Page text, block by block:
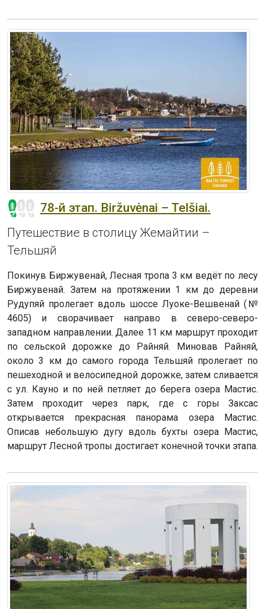
78-й этап. Biržuvėnai – Telšiai.
Путешествие в столицу Жемайтии –
Тельшяй
Покинув Биржувенай, Лесная тропа 3 км ведёт по лесу
Биржувенай. Затем на протяжении 1 км до деревни
Рудупяй пролегает вдоль шоссе Луоке-Вешвенай (№
4605) и сворачивает направо в северо-северо-
западном направлении. Далее 11 км маршрут проходит
по сельской дорожке до Райняй. Миновав Райняй,
около 3 км до самого города Тельшяй пролегает по
пешеходной и велосипедной дорожке, затем сливается
с ул. Кауно и по ней петляет до берега озера Мастис.
Затем проходит через парк, где с горы Заксас
открывается прекрасная панорама озера Мастис.
Описав небольшую дугу вдоль бухты озера Мастис,
маршрут Лесной тропы достигает конечной точки этапа.